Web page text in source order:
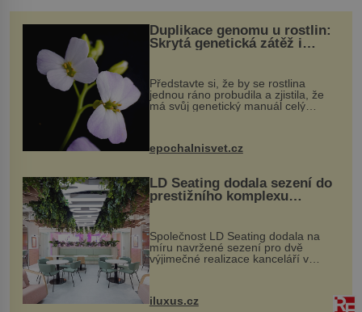
Duplikace genomu u rostlin:
Skrytá genetická zátěž i
Představte si, že by se rostlina
jednou ráno probudila a zjistila, že
má svůj genetický manuál celý
vstupenka...
epochalnisvet.cz
LD Seating dodala sezení do
prestižního komplexu
MediaCityUK v Salfordu
Společnost LD Seating dodala na
míru navržené sezení pro dvě
výjimečné realizace kanceláří v
areálu MediaCityUK v anglickém
budov Media...
iluxus.cz